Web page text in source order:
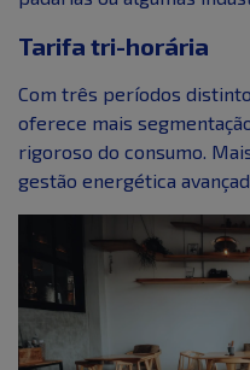
Tarifa tri-horária
Com três períodos
oferece mais
rigoroso do consumo.
gestão energética